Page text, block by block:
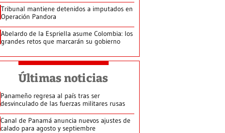
Tribunal mantiene detenidos a imputados en
Operación Pandora
Abelardo de la Espriella asume Colombia: los
grandes retos que marcarán su gobierno
Últimas noticias
Panameño regresa al país tras ser
desvinculado de las fuerzas militares rusas
Canal de Panamá anuncia nuevos ajustes de
calado para agosto y septiembre